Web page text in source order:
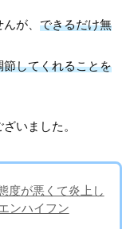
んが、できるだけ無
してくれることを
いました。
度が悪くて炎上し
ンハイフン